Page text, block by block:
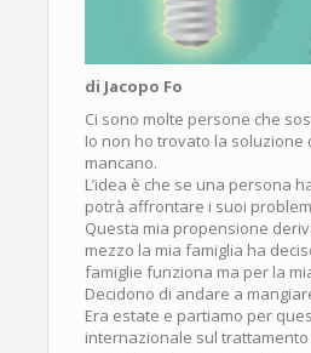
di Jacopo Fo
Ci sono molte persone che
Io non ho trovato la
mancano.
L’idea è che se una persona
potrà affrontare i suoi
Questa mia propensione
mezzo la mia famiglia ha
famiglie funziona ma per la
Decidono di andare a
Era estate e partiamo per
internazionale sul